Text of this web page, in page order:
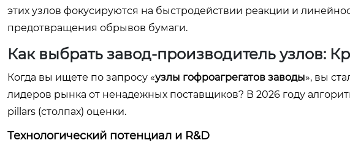
этих узлов фокусируются на быстродействии реакции и
предотвращения обрывов бумаги.
Как выбрать завод-производитель узлов:
Когда вы ищете по запросу «узлы гофроагрегатов заводы», вы
лидеров рынка от ненадежных поставщиков? В 2026 году
pillars (столпах) оценки.
Технологический потенциал и R&D